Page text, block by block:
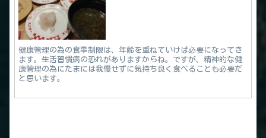
健康管理の為の食事制限は、年齢を重ねていけば必要になってき
ます。生活習慣病の恐れがありますからね。ですが、精神的な健
康管理の為にたまには我慢せずに気持ち良く食べることも必要だ
と思います。